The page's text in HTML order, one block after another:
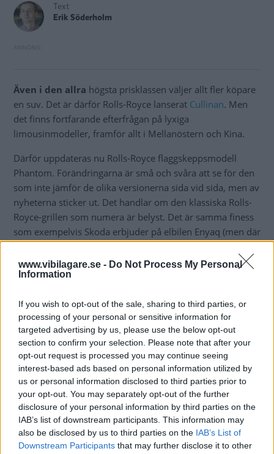
www.vibilagare.se - Do Not Process My Personal
Information
If you wish to opt-out of the sale, sharing to third parties, or
processing of your personal or sensitive information for
targeted advertising by us, please use the below opt-out
section to confirm your selection. Please note that after your
opt-out request is processed you may continue seeing
interest-based ads based on personal information utilized by
us or personal information disclosed to third parties prior to
your opt-out. You may separately opt-out of the further
disclosure of your personal information by third parties on the
IAB’s list of downstream participants. This information may
also be disclosed by us to third parties on the IAB’s List of
Downstream Participants that may further disclose it to other
Text
Erik Söderholm
Även i den allra högsta prisklassen väljer allt fler köpare
en suv. Det är därför Rolls-Royce lanserat Cullinan. Men
det finns fortfarande efterfrågan på lyxiga
limousinmodeller, framför allt i Mellanöstern och Kina.
Därför uppdateras nu Rolls-Royce flaggskeppsmodell
Phantom. Förändringarna är små och svåra att se för den
som inte jämför de olika versionerna sida vid sida, men av
nyheterna sticker ut. Det handlar om den klassiska Rolls-
Royce-grillen som numera är belyst. Det är samma finess
som exempelvis Skoda erbjuder på elbilen Enyaq (men där
Det brittiska märkethar tidigare tvingats sluta säljaen
000 kr. EU satte stopp för det tillvalet, men belyst grill går
tydligen bra.
De främre strålkastarna får också laserskurna ”stjärnor”
ingraverade i glasen och för den som vill går grillen även
att få i svart. Någon hybrid- eller eldrift finns fortfarande
inte – enda motoralternativet är en 6,75-liters V12-motor
med dubbla turbo.